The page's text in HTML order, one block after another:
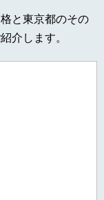
と東京都のその
介します。